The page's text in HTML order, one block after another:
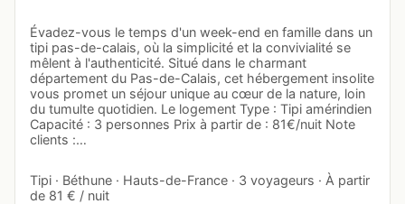
Évadez-vous le temps d'un week-end en famille dans un
tipi pas-de-calais, où la simplicité et la convivialité se
mêlent à l'authenticité. Situé dans le charmant
département du Pas-de-Calais, cet hébergement insolite
vous promet un séjour unique au cœur de la nature, loin
du tumulte quotidien. Le logement Type : Tipi amérindien
Capacité : 3 personnes Prix à partir de : 81€/nuit Note
clients :…
Tipi · Béthune · Hauts-de-France · 3 voyageurs · À partir
de 81 € / nuit